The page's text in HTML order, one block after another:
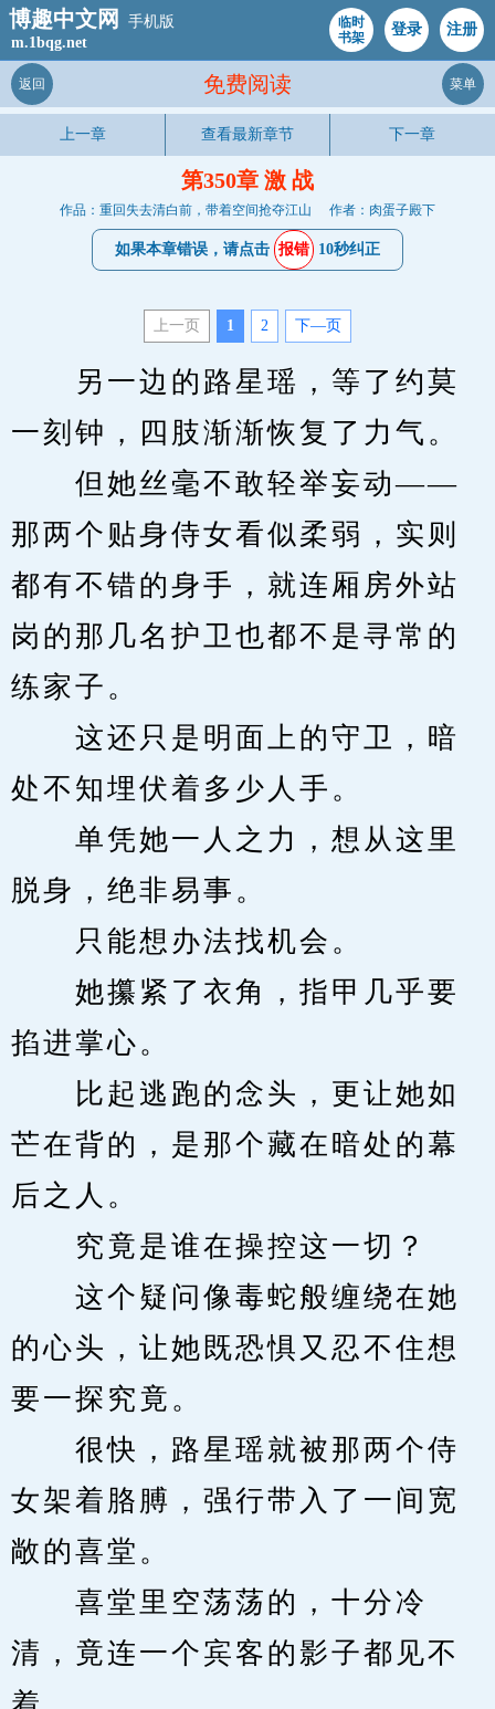
博趣中文网
手机版
m.1bqg.net
临时
书架
登录 注册
免费阅读
返回 菜单
上一章 查看最新章节 下一章
第350章 激 战
作品：重回失去清白前，带着空间抢夺江山 作者：肉蛋子殿下
如果本章错误，请点击 报错 10秒纠正
上一页 1 2 下—页
另一边的路星瑶，等了约莫
一刻钟，四肢渐渐恢复了力气。
但她丝毫不敢轻举妄动——
那两个贴身侍女看似柔弱，实则
都有不错的身手，就连厢房外站
岗的那几名护卫也都不是寻常的
练家子。
这还只是明面上的守卫，暗
处不知埋伏着多少人手。
单凭她一人之力，想从这里
脱身，绝非易事。
只能想办法找机会。
她攥紧了衣角，指甲几乎要
掐进掌心。
比起逃跑的念头，更让她如
芒在背的，是那个藏在暗处的幕
后之人。
究竟是谁在操控这一切？
这个疑问像毒蛇般缠绕在她
的心头，让她既恐惧又忍不住想
要一探究竟。
很快，路星瑶就被那两个侍
女架着胳膊，强行带入了一间宽
敞的喜堂。
喜堂里空荡荡的，十分冷
清，竟连一个宾客的影子都见不